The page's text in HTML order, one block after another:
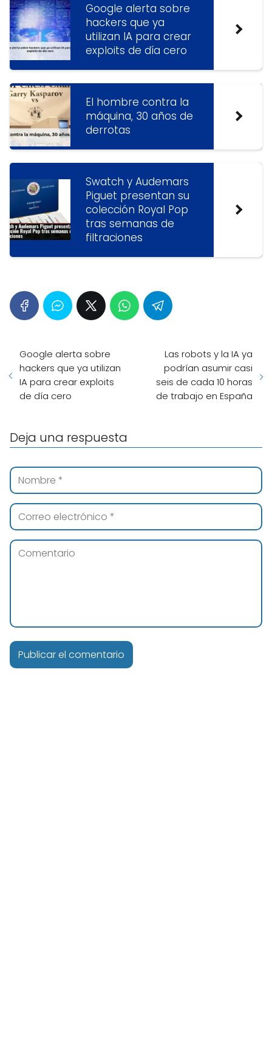
Google alerta sobre
hackers que ya
utilizan IA para crear
exploits de día cero
El hombre contra la
máquina, 30 años de
derrotas
Swatch y Audemars
Piguet presentan su
colección Royal Pop
tras semanas de
filtraciones
Google alerta sobre
hackers que ya utilizan
IA para crear exploits
de día cero
Las robots y la IA ya
podrían asumir casi
seis de cada 10 horas
de trabajo en España
Deja una respuesta